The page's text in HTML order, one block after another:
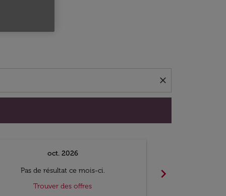
close
oct. 2026
Pas de résultat ce mois-ci.
Trouver des offres
chevron_right